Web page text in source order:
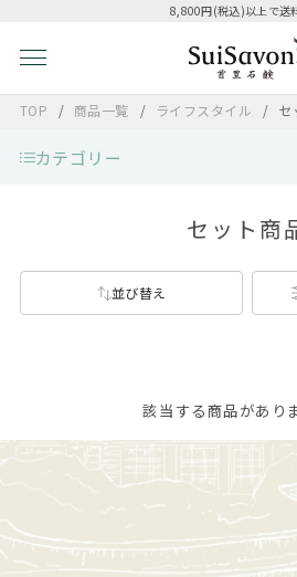
8,800円(税込)以上で送
TOP 商品一覧 ライフスタイル セ
カテゴリー
セット商
並び替え
該当する商品があり